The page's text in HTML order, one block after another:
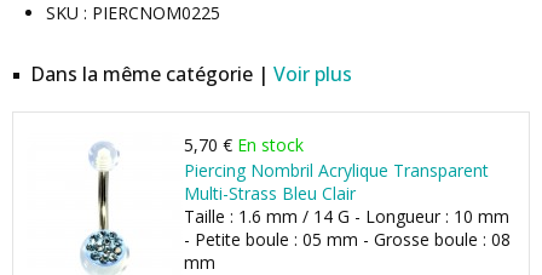
SKU : PIERCNOM0225
Dans la même catégorie | Voir plus
5,70 € En stock
Piercing Nombril Acrylique Transparent
Multi-Strass Bleu Clair
Taille : 1.6 mm / 14 G - Longueur : 10 mm
- Petite boule : 05 mm - Grosse boule : 08
mm